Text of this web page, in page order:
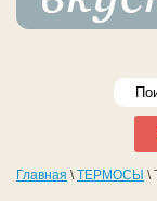
Главная \ТЕРМОСЫ \